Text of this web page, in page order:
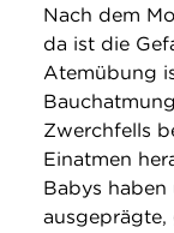
Nach dem
da ist die
Atemübung
Zwerchfells
Einatmen
Babys